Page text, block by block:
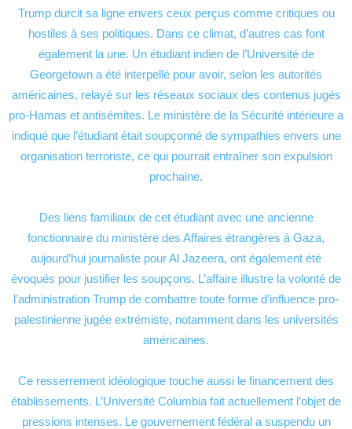
Trump durcit sa ligne envers ceux perçus comme critiques ou
hostiles à ses politiques. Dans ce climat, d’autres cas font
également la une. Un étudiant indien de l’Université de
Georgetown a été interpellé pour avoir, selon les autorités
américaines, relayé sur les réseaux sociaux des contenus jugés
pro-Hamas et antisémites. Le ministère de la Sécurité intérieure a
indiqué que l’étudiant était soupçonné de sympathies envers une
organisation terroriste, ce qui pourrait entraîner son expulsion
prochaine.
Des liens familiaux de cet étudiant avec une ancienne
fonctionnaire du ministère des Affaires étrangères à Gaza,
aujourd’hui journaliste pour Al Jazeera, ont également été
évoqués pour justifier les soupçons. L’affaire illustre la volonté de
l’administration Trump de combattre toute forme d’influence pro-
palestinienne jugée extrémiste, notamment dans les universités
américaines.
Ce resserrement idéologique touche aussi le financement des
établissements. L’Université Columbia fait actuellement l’objet de
pressions intenses. Le gouvernement fédéral a suspendu un